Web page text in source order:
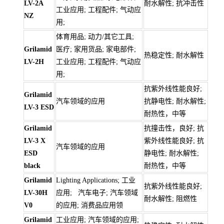
LV-2A
NZ
工业应用; 工程配件; 气动应
用;
耐水解性; 抗冲击性
Grilamid
LV-2H
体育用品; 动力/其它工具;
医疗; 家用货品; 家电部件;
工业应用; 工程配件; 气动应
用;
热稳定性; 耐水解性
Grilamid
LV-3 ESD
汽车领域的应用
抗紫外线性能良好;
抗静电性; 耐水解性;
耐热性，中等
Grilamid
LV-3 X
ESD
black
汽车领域的应用
抗撞击性，良好; 抗
紫外线性能良好; 抗
静电性; 耐水解性;
耐热性，中等
Grilamid
LV-30H
V0
Lighting Applications; 工业
应用; 汽车电子; 汽车领域
的应用; 消费品应用领
抗紫外线性能良好;
耐水解性; 阻燃性
Grilamid
工业应用; 汽车领域的应用;